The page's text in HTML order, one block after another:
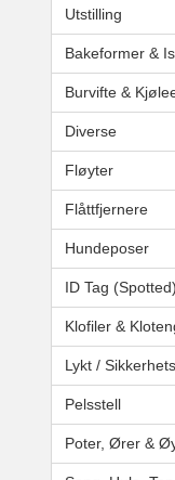
Utstilling
Bakeformer &
Burvifte &
Diverse
Fløyter
Flåttfjernere
Hundeposer
ID Tag (Spotted)
Klofiler &
Lykt /
Pelsstell
Poter, Ører &